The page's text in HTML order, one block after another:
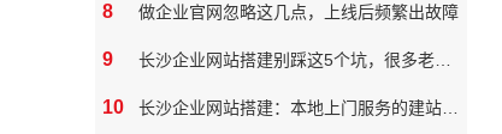
8 做企业官网忽略这几点，上线后频繁出故障
9
10